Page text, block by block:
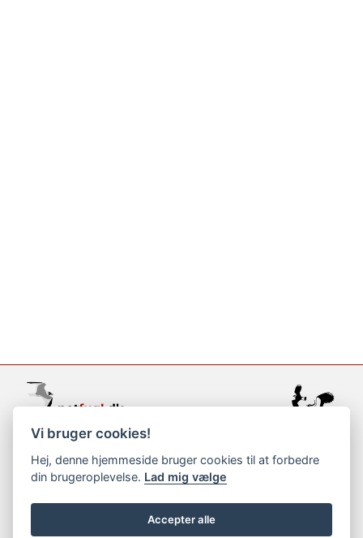
support@netfugl.dk
copyright © 2002-2023
Vi bruger cookies!
Hej, denne hjemmeside bruger cookies til at forbedre
din brugeroplevelse. Lad mig vælge
Accepter alle